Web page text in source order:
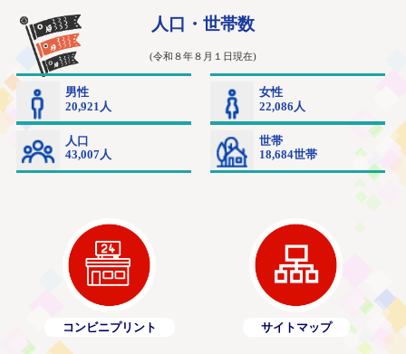
コンビニプリント サイトマップ